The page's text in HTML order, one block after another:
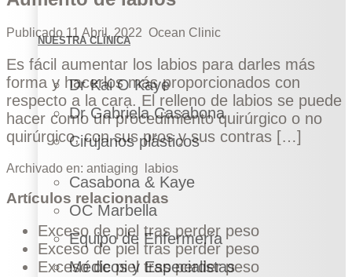
NUESTRA CLÍNICA
Dr Kai O Kaye
Dr Gabriela Casabona
Cirujanos plásticos
Casabona & Kaye
OC Marbella
Equipo de Enfermería
Médicos y Especialistas
Publicado 11 Abril, 2022 Ocean Clinic
Es fácil aumentar los labios para darles más
forma y hacerlos más proporcionados con
respecto a la cara. El relleno de labios se puede
hacer como un procedimiento quirúrgico o no
quirúrgico, con sus pros y sus contras […]
Archivado en: antiaging labios
Artículos relacionadas
Exceso de piel tras perder peso
Exceso de piel tras perder peso
Exceso de piel tras perder peso